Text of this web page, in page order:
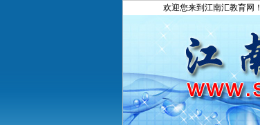
欢迎您来到江南汇教育网！